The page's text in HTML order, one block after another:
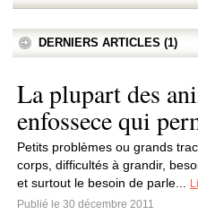
DERNIERS ARTICLES (1)
La plupart des
enfossece qui
Petits problèmes ou grands
corps, difficultés à grandir,
et surtout le besoin de parle...
Publié le 30 décembre 2011